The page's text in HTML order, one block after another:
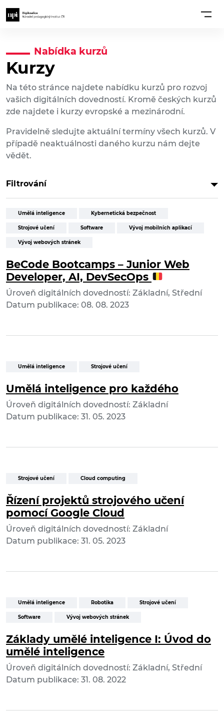
Nabídka kurzů
Kurzy
Na této stránce najdete nabídku kurzů pro rozvoj
vašich digitálních dovedností. Kromě českých kurzů
zde najdete i kurzy evropské a mezinárodní.
Pravidelně sledujte aktuální termíny všech kurzů. V
případě neaktuálnosti daného kurzu nám dejte
vědět.
Filtrování
Umělá inteligence Kybernetická bezpečnost
Strojové učení Software Vývoj mobilních aplikací
Vývoj webových stránek
BeCode Bootcamps – Junior Web
Developer, AI, DevSecOps
Úroveň digitálních dovedností: Základní, Střední
Datum publikace: 08. 08. 2023
Umělá inteligence Strojové učení
Umělá inteligence pro každého
Úroveň digitálních dovedností: Základní
Datum publikace: 31. 05. 2023
Strojové učení Cloud computing
Řízení projektů strojového učení
pomocí Google Cloud
Úroveň digitálních dovedností: Základní
Datum publikace: 31. 05. 2023
Umělá inteligence Robotika Strojové učení
Software Vývoj webových stránek
Základy umělé inteligence I: Úvod do
umělé inteligence
Úroveň digitálních dovedností: Základní, Střední
Datum publikace: 31. 08. 2022